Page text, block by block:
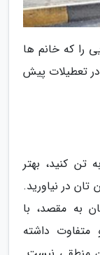
را که خانم ها
در تعطیلات پیش
تن کنید، بهتر
در نیاورید.
به مقصد، با
داشته